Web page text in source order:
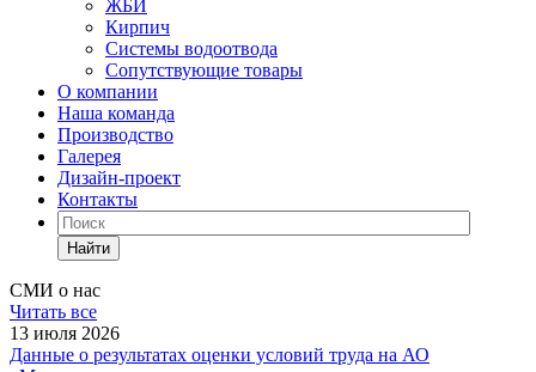
ЖБИ
Кирпич
Системы водоотвода
Сопутствующие товары
О компании
Наша команда
Производство
Галерея
Дизайн-проект
Контакты
Найти
СМИ о нас
Читать все
13 июля 2026
Данные о результатах оценки условий труда на АО